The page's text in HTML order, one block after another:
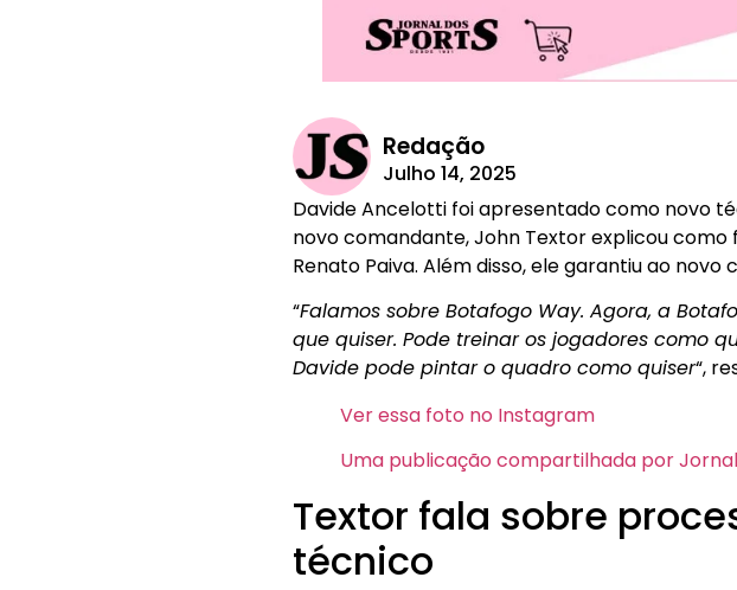
Redação
Julho 14, 2025
Davide Ancelotti foi apresentado como novo
novo comandante, John Textor explicou
Renato Paiva. Além disso, ele garantiu ao
“Falamos sobre Botafogo Way. Agora, a
que quiser. Pode treinar os jogadores como
Davide pode pintar o quadro como quiser“,
Ver essa foto no Instagram
Uma publicação compartilhada por
Textor fala sobre
técnico